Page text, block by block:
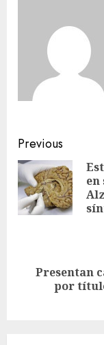
Previous
en
Presentan
por